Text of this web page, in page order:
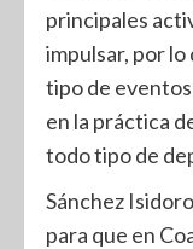
principales
impulsar, por
tipo de
en la práctica
todo tipo de
Sánchez
para que en